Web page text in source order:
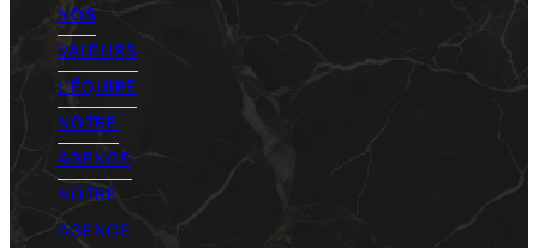
NOS
VALEURS
L'ÉQUIPE
NOTRE
AGENCE
NOTRE
AGENCE